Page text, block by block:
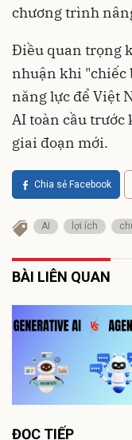
chương trình
Điều quan trọng
nhuận khi "chiếc
năng lực để Việt
AI toàn cầu trước
giai đoạn mới.
Chia sẻ Facebook
AI lợi ích
BÀI LIÊN QUAN
ĐỌC TIẾP